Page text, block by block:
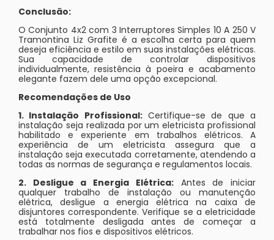
Conclusão:
O Conjunto 4x2 com 3 Interruptores Simples 10 A 250 V
Tramontina Liz Grafite é a escolha certa para quem
deseja eficiência e estilo em suas instalações elétricas.
Sua capacidade de controlar dispositivos
individualmente, resistência à poeira e acabamento
elegante fazem dele uma opção excepcional.
Recomendações de Uso
1. Instalação Profissional:Certifique-se de que a
instalação seja realizada por um eletricista profissional
habilitado e experiente em trabalhos elétricos. A
experiência de um eletricista assegura que a
instalação seja executada corretamente, atendendo a
todas as normas de segurança e regulamentos locais.
2. Desligue a Energia Elétrica:Antes de iniciar
qualquer trabalho de instalação ou manutenção
elétrica, desligue a energia elétrica na caixa de
disjuntores correspondente. Verifique se a eletricidade
está totalmente desligada antes de começar a
trabalhar nos fios e dispositivos elétricos.